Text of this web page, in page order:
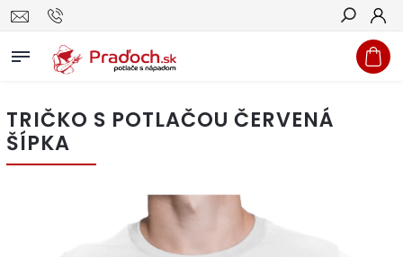
Hľadať
TRIČKO S POTLAČOU ČERVENÁ
ŠÍPKA